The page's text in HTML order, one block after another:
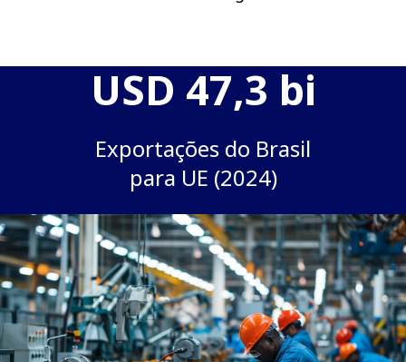
USD 47,3 bi
Exportações do Brasil
para UE (2024)